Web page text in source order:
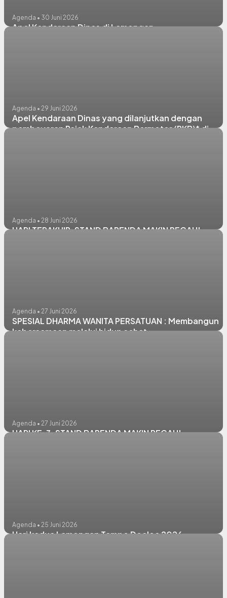
Agenda • 30 Juni 2026
Apel Kendaraan Dinas di Lamongan
Agenda • 29 Juni 2026
Apel Kendaraan Dinas yang dilanjutkan dengan
pembayaran Pajak Kendaraan Bermotor (PKB)* di
Agenda • 28 Juni 2026
HARI TERAKHIR, STAND BAPENDA MAKIN PECAH!
Agenda • 27 Juni 2026
SPESIAL DHARMA WANITA PERSATUAN : Membangun
kebersamaan melalui hidup sehat
Agenda • 27 Juni 2026
HARI KE-3, STAND BAPENDA MAKIN PECAH!
Agenda • 25 Juni 2026
Hari kedua Lamongan Tempo Doeloe 2026